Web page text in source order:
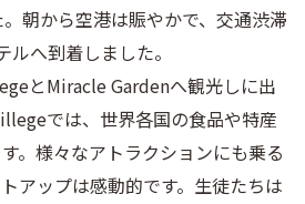
朝から空港は賑やかで、交通渋滞
へ到着しました。
とMiracle Gardenへ観光しに出
では、世界各国の食品や特産
。様々なアトラクションにも乗る
アップは感動的です。生徒たちは